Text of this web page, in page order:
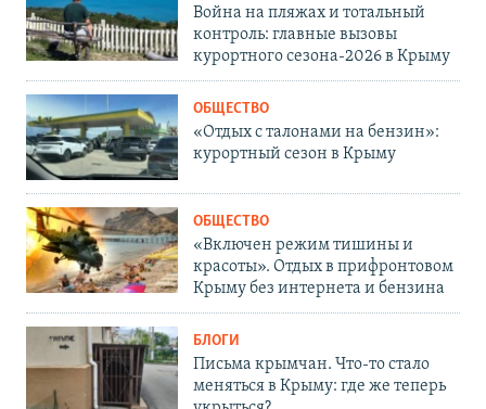
Война на пляжах и тотальный
контроль: главные вызовы
курортного сезона-2026 в Крыму
ОБЩЕСТВО
«Отдых с талонами на бензин»:
курортный сезон в Крыму
ОБЩЕСТВО
«Включен режим тишины и
красоты». Отдых в прифронтовом
Крыму без интернета и бензина
БЛОГИ
Письма крымчан. Что-то стало
меняться в Крыму: где же теперь